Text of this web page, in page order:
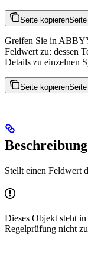
Seite kopieren
Greifen Sie in
Feldwert zu: dessen
Details zu einzelnen
Seite kopieren
Beschreibung
Stellt einen Feldwert
Dieses Objekt steht
Regelprüfung nicht